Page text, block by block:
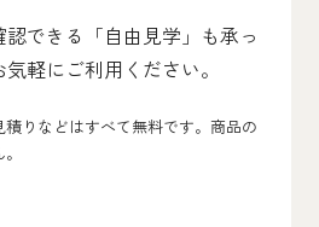
できる「自由見学」も承っ
軽にご利用ください。
りなどはすべて無料です。商品の